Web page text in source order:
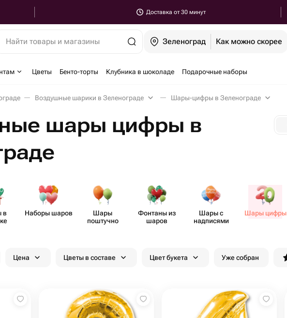
Доставка от 30 минут
Найти товары и магазины Зеленоград Как можно скорее
Цветы Бенто-торты Клубника в шоколаде Подарочные наборы
Воздушные шарики в Зеленограде Шары-цифры в Зеленограде
шары цифры в
в
Наборы шаров
Шары
поштучно
Фонтаны из
шаров
Шары с
надписями
Шары цифры
Цена Цветы в составе Цвет букета Уже собран